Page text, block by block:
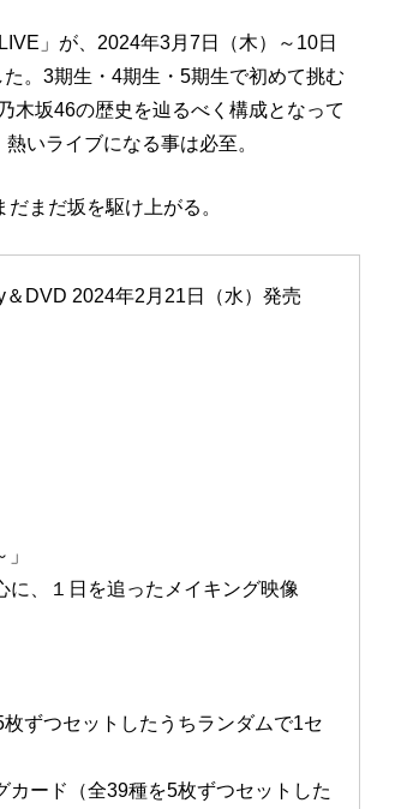
」が、2024年3⽉7⽇（⽊）～10⽇
。3期生・4期生・5期生で初めて挑む
木坂46の歴史を辿るべく構成となって
いライブになる事は必至。
まだ坂を駆け上がる。
DVD 2024年2月21日（水）発売
に、１日を追ったメイキング映像
ずつセットしたうちランダムで1セ
カード（全39種を5枚ずつセットした